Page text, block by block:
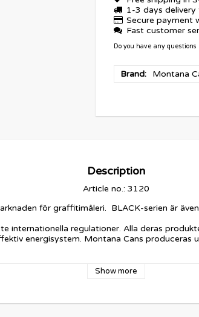
1-3 days delivery
Secure payment
Fast customer
Do you have any
Brand Montana
Description
Article no.: 3120
för graffitimåleri.  BLACK-serien är
internationella regulationer. Alla deras
energisystem. Montana Cans
Show more